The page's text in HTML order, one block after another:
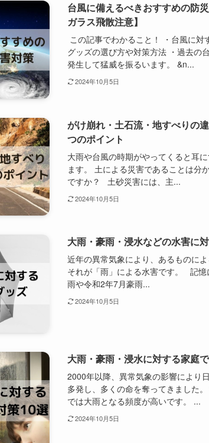
台風に備えるべきおすすめの防
ガラス飛散注意】
この記事でわかること！ ・台風に対
グッズの選び方や対策方法 ・過去の
発生して猛威を振るいます。 &n...
2024年10月5日
がけ崩れ・土石流・地すべりの
つのポイント
大雨や台風の時期がやってくると耳
ます。 土による災害であることは分
ですか？ 土砂災害には、主...
2024年10月5日
大雨・豪雨・浸水などの水害に
近年の異常気象により、あるものに
それが「雨」による水害です。 記
雨や令和2年7月豪雨...
2024年10月5日
大雨・豪雨・浸水に対する家庭
2000年以降、異常気象の影響により
多発し、多くの命を奪ってきました
では大雨となる頻度が高いです。 ...
2024年10月5日